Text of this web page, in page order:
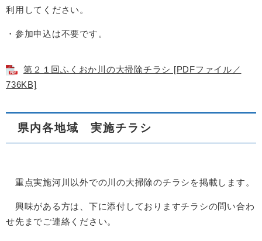
利用してください。
・参加申込は不要です。
第２１回ふくおか川の大掃除チラシ [PDFファイル／
736KB]
県内各地域 実施チラシ
重点実施河川以外での川の大掃除のチラシを掲載します。
興味がある方は、下に添付しておりますチラシの問い合わ
せ先までご連絡ください。